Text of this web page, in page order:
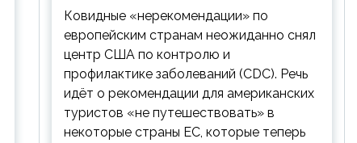
Ковидные «нерекомендации» по
европейским странам неожиданно снял
центр США по контролю и
профилактике заболеваний (CDC). Речь
идёт о рекомендации для американских
туристов «не путешествовать» в
некоторые страны ЕС, которые теперь